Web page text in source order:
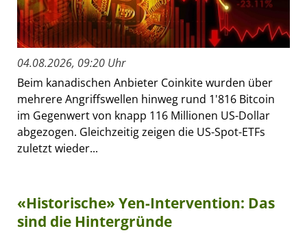
04.08.2026, 09:20 Uhr
Beim kanadischen Anbieter Coinkite wurden über
mehrere Angriffswellen hinweg rund 1'816 Bitcoin
im Gegenwert von knapp 116 Millionen US-Dollar
abgezogen. Gleichzeitig zeigen die US-Spot-ETFs
zuletzt wieder...
«Historische» Yen-Intervention: Das
sind die Hintergründe